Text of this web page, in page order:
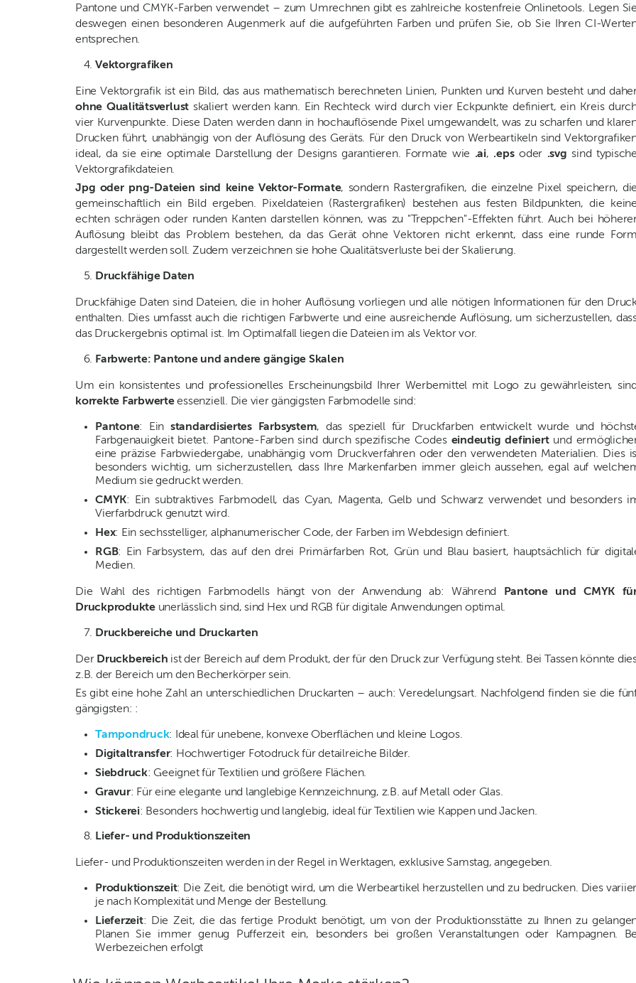
Pantone und CMYK-Farben verwendet – zum Umrechnen gibt es zahlreiche kostenfreie Onlinetools. Legen Sie
deswegen einen besonderen Augenmerk auf die aufgeführten Farben und prüfen Sie, ob Sie Ihren CI-
entsprechen.
Vektorgrafiken
Eine Vektorgrafik ist ein Bild, das aus mathematisch berechneten Linien, Punkten und Kurven besteht und
ohne Qualitätsverlust skaliert werden kann. Ein Rechteck wird durch vier Eckpunkte definiert, ein Kreis
vier Kurvenpunkte. Diese Daten werden dann in hochauflösende Pixel umgewandelt, was zu scharfen und
Drucken führt, unabhängig von der Auflösung des Geräts. Für den Druck von Werbeartikeln sind
ideal, da sie eine optimale Darstellung der Designs garantieren. Formate wie .ai, .epsoder .svg sind typische
Vektorgrafikdateien.
Jpg oder png-Dateien sind keine Vektor-Formate, sondern Rastergrafiken, die einzelne Pixel speichern, die
gemeinschaftlich ein Bild ergeben. Pixeldateien (Rastergrafiken) bestehen aus festen Bildpunkten, die keine
echten schrägen oder runden Kanten darstellen können, was zu "Treppchen"-Effekten führt. Auch bei
Auflösung bleibt das Problem bestehen, da das Gerät ohne Vektoren nicht erkennt, dass eine runde Form
dargestellt werden soll. Zudem verzeichnen sie hohe Qualitätsverluste bei der Skalierung.
Druckfähige Daten
Druckfähige Daten sind Dateien, die in hoher Auflösung vorliegen und alle nötigen Informationen für den
enthalten. Dies umfasst auch die richtigen Farbwerte und eine ausreichende Auflösung, um sicherzustellen,
das Druckergebnis optimal ist. Im Optimalfall liegen die Dateien im als Vektor vor.
Farbwerte: Pantone und andere gängige Skalen
Um ein konsistentes und professionelles Erscheinungsbild Ihrer Werbemittel mit Logo zu gewährleisten, sind
korrekte Farbwerteessenziell. Die vier gängigsten Farbmodelle sind:
Pantone: Ein standardisiertes Farbsystem, das speziell für Druckfarben entwickelt wurde und
Farbgenauigkeit bietet. Pantone-Farben sind durch spezifische Codes eindeutig definiertund
eine präzise Farbwiedergabe, unabhängig vom Druckverfahren oder den verwendeten Materialien. Dies
besonders wichtig, um sicherzustellen, dass Ihre Markenfarben immer gleich aussehen, egal auf
Medium sie gedruckt werden.
CMYK: Ein subtraktives Farbmodell, das Cyan, Magenta, Gelb und Schwarz verwendet und besonders
Vierfarbdruck genutzt wird.
Hex: Ein sechsstelliger, alphanumerischer Code, der Farben im Webdesign definiert.
RGB: Ein Farbsystem, das auf den drei Primärfarben Rot, Grün und Blau basiert, hauptsächlich für
Medien.
Die Wahl des richtigen Farbmodells hängt von der Anwendung ab: Während
Pantone und CMYK
Druckprodukteunerlässlich sind, sind Hex und RGB für digitale Anwendungen optimal.
Druckbereiche und Druckarten
Der Druckbereich ist der Bereich auf dem Produkt, der für den Druck zur Verfügung steht. Bei Tassen könnte
z.B. der Bereich um den Becherkörper sein.
Es gibt eine hohe Zahl an unterschiedlichen Druckarten – auch: Veredelungsart. Nachfolgend finden sie die
gängigsten: :
Tampondruck: Ideal für unebene, konvexe Oberflächen und kleine Logos.
Digitaltransfer: Hochwertiger Fotodruck für detailreiche Bilder.
Siebdruck: Geeignet für Textilien und größere Flächen.
Gravur: Für eine elegante und langlebige Kennzeichnung, z.B. auf Metall oder Glas.
Stickerei: Besonders hochwertig und langlebig, ideal für Textilien wie Kappen und Jacken.
Liefer- und Produktionszeiten
Liefer- und Produktionszeiten werden in der Regel in Werktagen, exklusive Samstag, angegeben.
Produktionszeit: Die Zeit, die benötigt wird, um die Werbeartikel herzustellen und zu bedrucken. Dies
je nach Komplexität und Menge der Bestellung.
Lieferzeit: Die Zeit, die das fertige Produkt benötigt, um von der Produktionsstätte zu Ihnen zu
Planen Sie immer genug Pufferzeit ein, besonders bei großen Veranstaltungen oder Kampagnen.
Werbezeichen erfolgt